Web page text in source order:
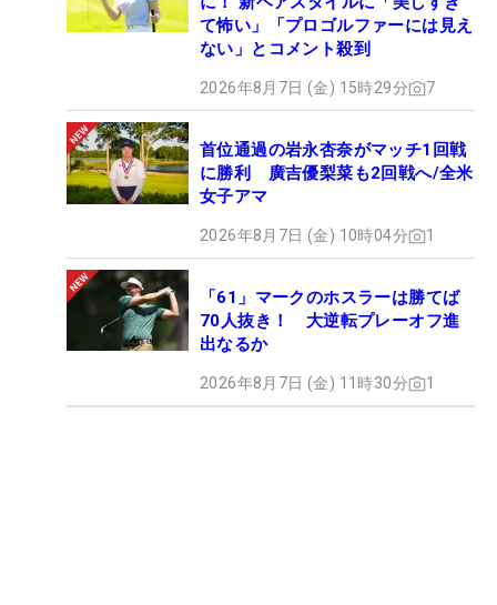
て怖い」「プロゴルファーには見え
ない」とコメント殺到
2026年8月7日 (金) 15時29分 7
首位通過の岩永杏奈がマッチ1回戦
に勝利 廣吉優梨菜も2回戦へ/全米
女子アマ
2026年8月7日 (金) 10時04分 1
「61」マークのホスラーは勝てば
70人抜き！ 大逆転プレーオフ進
出なるか
2026年8月7日 (金) 11時30分 1